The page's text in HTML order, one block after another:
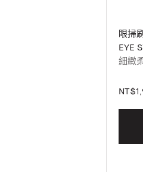
眼掃
EYE
細緻